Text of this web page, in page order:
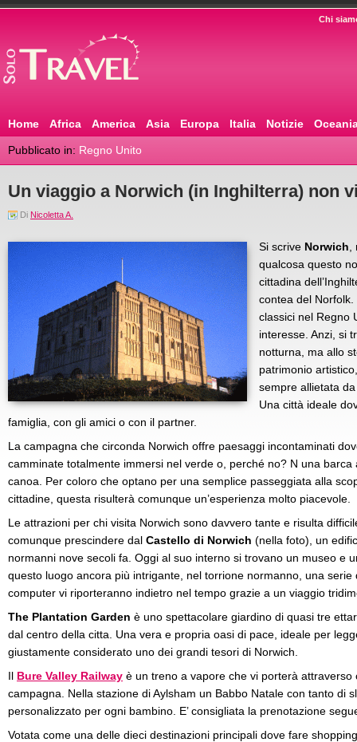
Chi
Home Africa America Asia Europa Italia Notizie
Pubblicato in: Regno Unito
Un viaggio a Norwich (in Inghilterra) non
Di Nicoletta A.
Si scrive Norwich
qualcosa questo
cittadina
contea del Norfolk.
classici nel Regno
interesse. Anzi, si
notturna, ma allo
patrimonio
sempre allietata
Una città ideale
famiglia, con gli amici o con il partner.
La campagna che circonda Norwich offre paesaggi incontaminati
camminate totalmente immersi nel verde o, perché no? N una
canoa. Per coloro che optano per una semplice passeggiata alla
cittadine, questa risulterà comunque un’esperienza molto piacevole.
Le attrazioni per chi visita Norwich sono davvero tante e risulta
comunque prescindere dal Castello di Norwich (nella foto), un
normanni nove secoli fa. Oggi al suo interno si trovano un museo e
questo luogo ancora più intrigante, nel torrione normanno, una
computer vi riporteranno indietro nel tempo grazie a un viaggio
The Plantation Garden è uno spettacolare giardino di quasi tre
dal centro della citta. Una vera e propria oasi di pace, ideale per
giustamente considerato uno dei grandi tesori di Norwich.
Il Bure Valley Railway è un treno a vapore che vi porterà attraverso
campagna. Nella stazione di Aylsham un Babbo Natale con tanto di
personalizzato per ogni bambino. E’ consigliata la prenotazione
Votata come una delle dieci destinazioni principali dove fare